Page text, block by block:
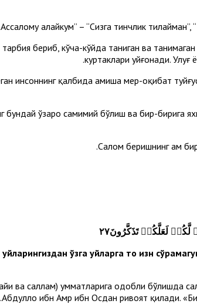
бериб, кўча-кўйда таниган ва
куртаклари уйғонади.
инсоннинг қалбида ҳамиша меҳр-оқибат
бундай ўзаро самимий бўлиш ва бир-бирига
Салом беришнинг ҳам
لَعَلَّكُمۡ تَذَكَّرُونَ٢٧
ўзга уйларга то изн
ва саллам) умматларига одобли
Абдуллоҳ ибн Амр ибн Осдан ривоят қилади.